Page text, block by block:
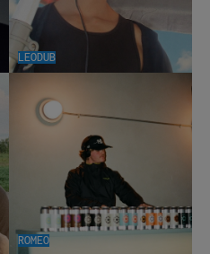
LEODUB
ROMEO